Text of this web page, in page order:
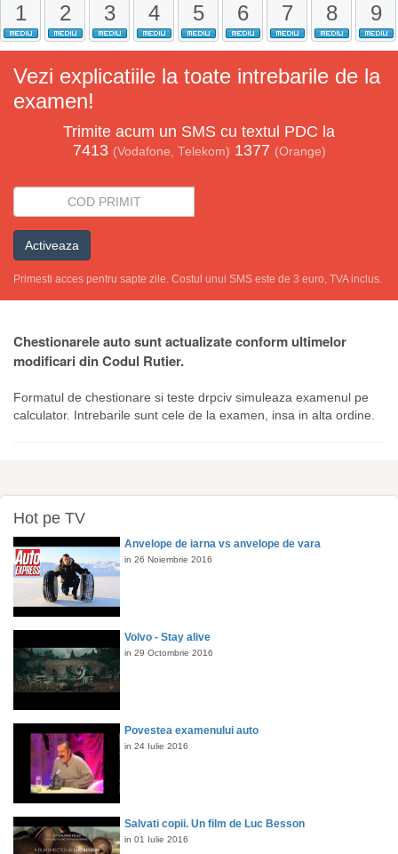
1 2 3 4 5 6 7 8 9
Vezi explicatiile la toate intrebarile de la
examen!
Trimite acum un SMS cu textul PDC la
7413 (Vodafone, Telekom) 1377 (Orange)
Activeaza
Primesti acces pentru sapte zile. Costul unui SMS este de 3 euro, TVA inclus.
Chestionarele auto sunt actualizate conform ultimelor
modificari din Codul Rutier.
Formatul de chestionare si teste drpciv simuleaza examenul pe
calculator. Intrebarile sunt cele de la examen, insa in alta ordine.
Hot pe TV
Anvelope de iarna vs anvelope de vara
in 26 Noiembrie 2016
Volvo - Stay alive
in 29 Octombrie 2016
Povestea examenului auto
in 24 Iulie 2016
Salvati copii. Un film de Luc Besson
in 01 Iulie 2016